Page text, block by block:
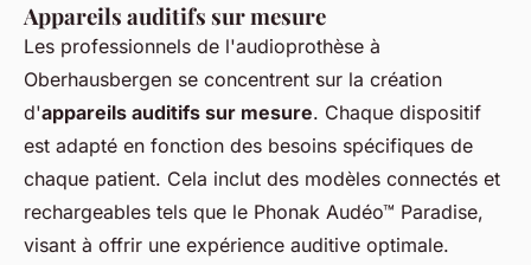
Appareils auditifs sur mesure
Les professionnels de l'audioprothèse à
Oberhausbergen se concentrent sur la création
d'appareils auditifs sur mesure. Chaque dispositif
est adapté en fonction des besoins spécifiques de
chaque patient. Cela inclut des modèles connectés et
rechargeables tels que le Phonak Audéo™ Paradise,
visant à offrir une expérience auditive optimale.